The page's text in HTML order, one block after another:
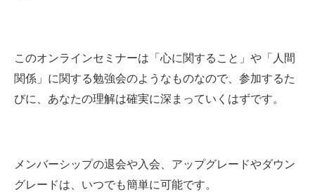
このオンラインセミナーは「心に関すること」や「人間
関係」に関する勉強会のようなものなので、参加するた
びに、あなたの理解は確実に深まっていくはずです。
メンバーシップの退会や入会、アップグレードやダウン
グレードは、いつでも簡単に可能です。